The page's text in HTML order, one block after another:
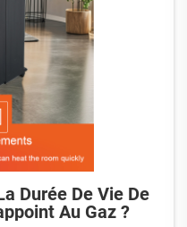
Durée De Vie De
Au Gaz ?